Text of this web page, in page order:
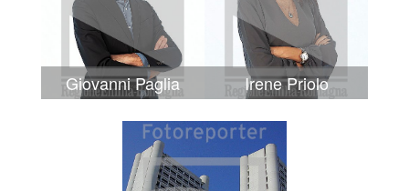
Giovanni Paglia Irene Priolo